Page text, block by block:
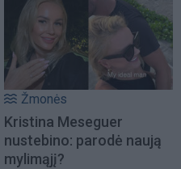
Žmonės
Kristina Meseguer
nustebino: parodė naują
mylimąjį?